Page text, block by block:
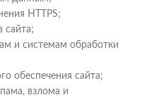
HTTPS;
сайта;
и системам обработки
обеспечения сайта;
взлома и